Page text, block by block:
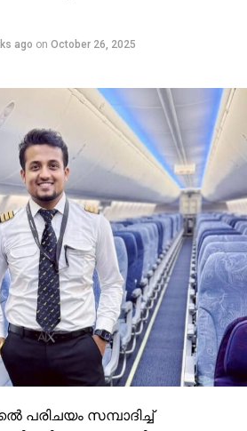
ago on October 26, 2025
പരിചയം സമ്പാദിച്ച്